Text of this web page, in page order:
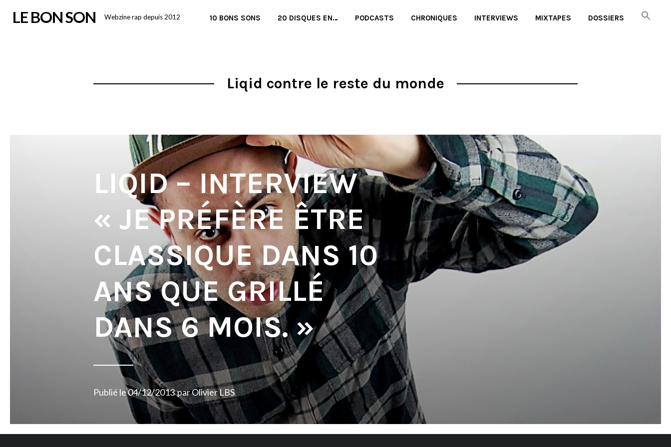
LE BON SON Webzine rap depuis 2012 10 BONS SONS 20 DISQUES EN… PODCASTS CHRONIQUES INTERVIEWS MIXTAPES DOSSIERS
Liqid contre le reste du monde
LIQID – INTERVIEW
« JE PRÉFÈRE ÊTRE
CLASSIQUE DANS 10
ANS QUE GRILLÉ
DANS 6 MOIS. »
Publié le04/12/2013 parOlivier LBS